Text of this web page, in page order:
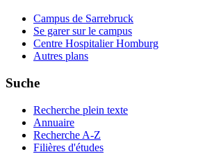
Campus de Sarrebruck
Se garer sur le campus
Centre Hospitalier Homburg
Autres plans
Suche
Recherche plein texte
Annuaire
Recherche A-Z
Filières d'études